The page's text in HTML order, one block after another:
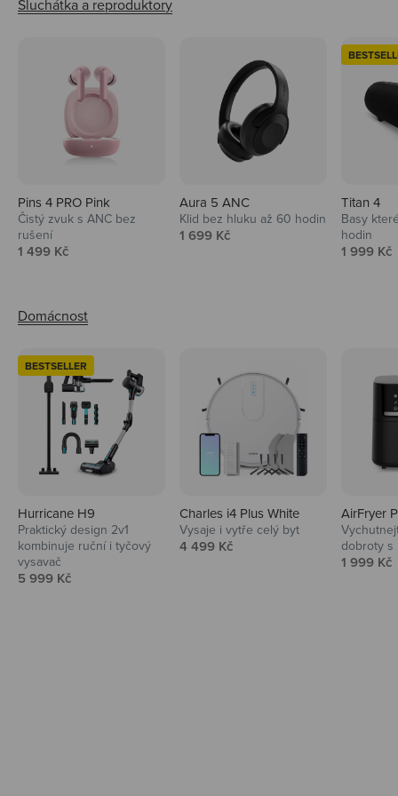
Pins 4 PRO Pink
Čistý zvuk s ANC bez
rušení
Prodejní cena
1 499 Kč
Aura 5 ANC
Klid bez hluku až 60 hodin
Prodejní cena
1 699 Kč
Titan 4
Basy
hodin
Prodejní
1 999 Kč
BESTSELLER
Hurricane H9
Praktický design 2v1
kombinuje ruční i tyčový
vysavač
Prodejní cena
5 999 Kč
Charles i4 Plus White
Vysaje i vytře celý byt
Prodejní cena
4 499 Kč
AirFryer
dobroty s
Prodejní
1 999 Kč
Audio
Niceboy sluchátka a repráky ti padnou
do noty.